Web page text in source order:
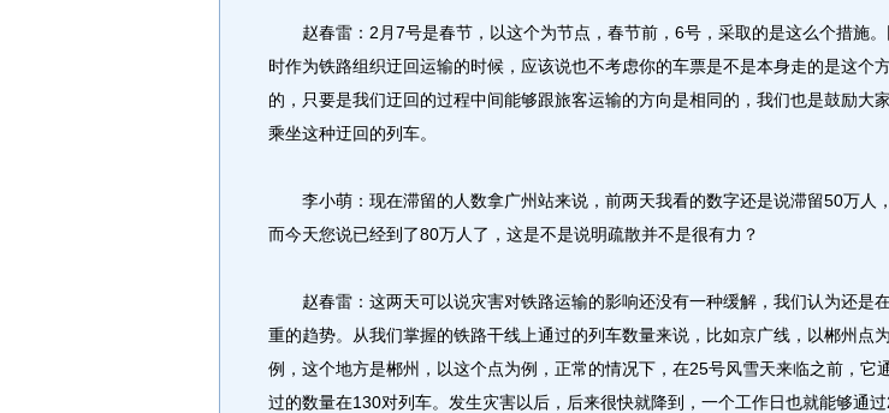
赵春雷：2月7号是春节，以这个为节点，春节前，6号，采取的是这么个措施。
时作为铁路组织迂回运输的时候，应该说也不考虑你的车票是不是本身走的是这个
的，只要是我们迂回的过程中间能够跟旅客运输的方向是相同的，我们也是鼓励大
乘坐这种迂回的列车。
李小萌：现在滞留的人数拿广州站来说，前两天我看的数字还是说滞留50万人，
而今天您说已经到了80万人了，这是不是说明疏散并不是很有力？
赵春雷：这两天可以说灾害对铁路运输的影响还没有一种缓解，我们认为还是
重的趋势。从我们掌握的铁路干线上通过的列车数量来说，比如京广线，以郴州点为
例，这个地方是郴州，以这个点为例，正常的情况下，在25号风雪天来临之前，它
过的数量在130对列车。发生灾害以后，后来很快就降到，一个工作日也就能够通